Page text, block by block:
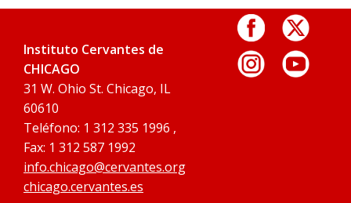
Instituto Cervantes de
CHICAGO
31 W. Ohio St. Chicago, IL
60610
Teléfono: 1 312 335 1996 ,
Fax: 1 312 587 1992
info.chicago@cervantes.org
chicago.cervantes.es